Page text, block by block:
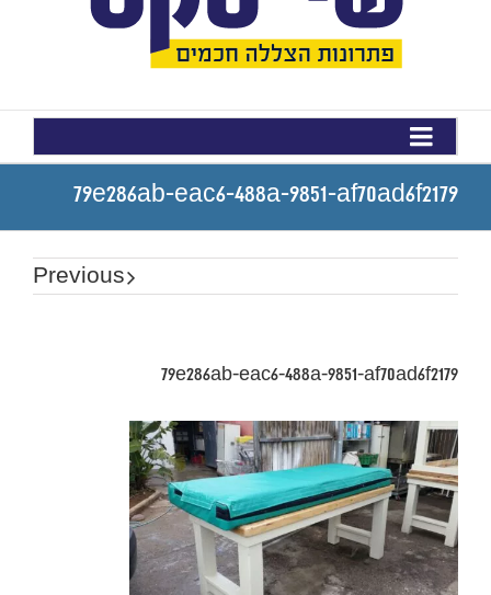
79e286ab-eac6-488a-9851-af70ad6f2179
Previous
79e286ab-eac6-488a-9851-af70ad6f2179